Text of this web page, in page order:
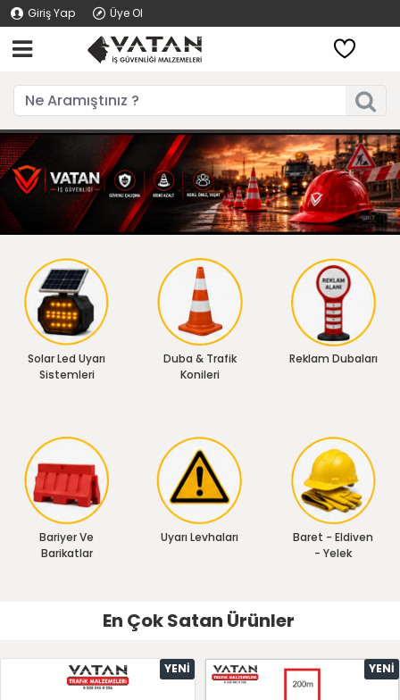
Giriş Yap Üye Ol
Solar Led Uyarı
Sistemleri
Duba & Trafik
Konileri
Reklam Dubaları
Bariyer Ve
Barikatlar
Uyarı Levhaları
Baret - Eldiven
- Yelek
En Çok Satan Ürünler
YENI YENI